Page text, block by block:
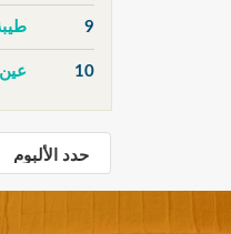
9
10 عين